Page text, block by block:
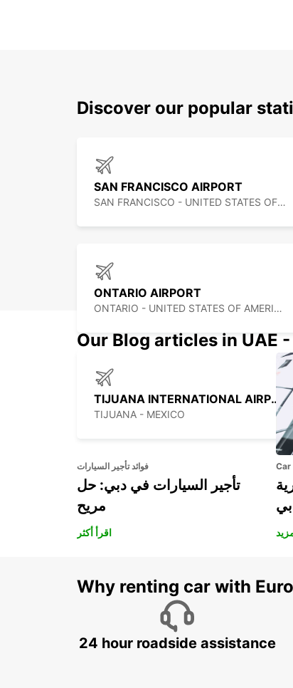
Discover our popular
SAN FRANCISCO AIRPORT
SAN FRANCISCO - UNITED STATES OF AMERICA
ONTARIO AIRPORT
ONTARIO - UNITED STATES OF AMERICA
TIJUANA INTERNATIONAL AIRPORT
TIJUANA - MEXICO
Our Blog articles in UAE
فوائد تأجير السيارات
تأجير السيارات في دبي: حل
مريح
اقرأ أكثر
Car
Why renting car with
24 hour roadside assistance